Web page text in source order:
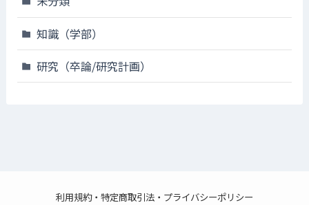
知識（学部）
研究（卒論/研究計画）
利用規約・特定商取引法・プライバシーポリシー